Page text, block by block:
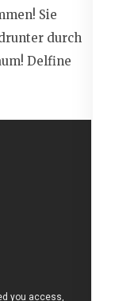
Sie
durch
Delfine